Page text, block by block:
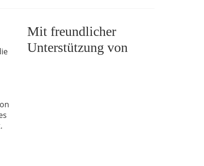
Mit freundlicher
Unterstützung von